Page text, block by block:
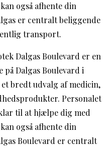
også afhente din
er centralt beliggende
transport.
Dalgas Boulevard er en
Dalgas Boulevard i
bredt udvalg af medicin,
Personalet
til at hjælpe dig med
også afhente din
Boulevard er centralt